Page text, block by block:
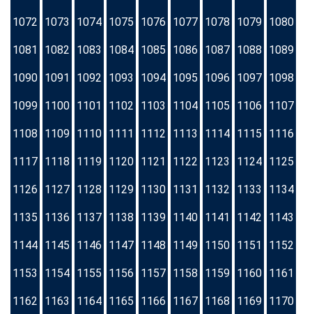
1072 1073 1074 1075 1076 1077 1078 1079 1080
1081 1082 1083 1084 1085 1086 1087 1088 1089
1090 1091 1092 1093 1094 1095 1096 1097 1098
1099 1100 1101 1102 1103 1104 1105 1106 1107
1108 1109 1110 1111 1112 1113 1114 1115 1116
1117 1118 1119 1120 1121 1122 1123 1124 1125
1126 1127 1128 1129 1130 1131 1132 1133 1134
1135 1136 1137 1138 1139 1140 1141 1142 1143
1144 1145 1146 1147 1148 1149 1150 1151 1152
1153 1154 1155 1156 1157 1158 1159 1160 1161
1162 1163 1164 1165 1166 1167 1168 1169 1170